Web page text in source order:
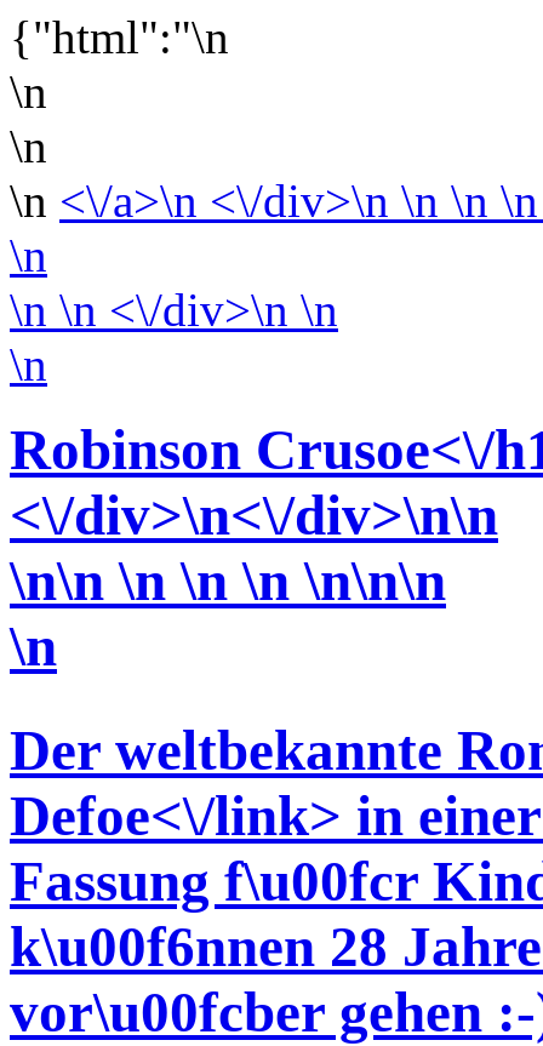
{"html":"\n
\n
\n
\n <\/a>\n <\/div>\n \n \n
\n
\n \n <\/div>\n \n
\n
Robinson Crusoe<\/
<\/div>\n<\/div>\n\n
\n\n \n \n \n \n\n\n
\n
Der weltbekannte
Defoe<\/link> in
Fassung f\u00fcr
k\u00f6nnen 28
vor\u00fcber gehen